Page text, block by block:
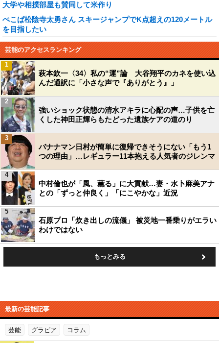
大学や相撲部屋も賛同して米作り
ぺこぱ松陰寺太勇さん スキージャンプでK点超えの120メートル
を目指したい
芸能のアクセスランキング
萩本欽一〈34〉私の“運”論 大谷翔平のカネを使い込
んだ通訳に「小さな声で『ありがとう』」
1
強いショック状態の清水アキラに心配の声…子供を亡
くした神田正輝らもたどった遺族ケアの道のり
2
バナナマン日村が簡単に復帰できそうにない「もう1
つの理由」…レギュラー11本抱える人気者のジレンマ
3
中村倫也が「風、薫る」に大貢献…妻・水卜麻美アナ
との「ずっと仲良く」「にこやかな」近況
4
石原プロ「炊き出しの流儀」 被災地一番乗りがエラい
わけではない
5
もっとみる
最新の芸能記事
芸能 グラビア コラム